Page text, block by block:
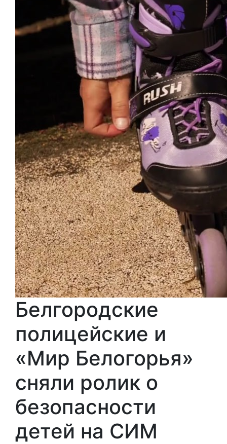
Белгородские
полицейские и
«Мир Белогорья»
сняли ролик о
безопасности
детей на СИМ